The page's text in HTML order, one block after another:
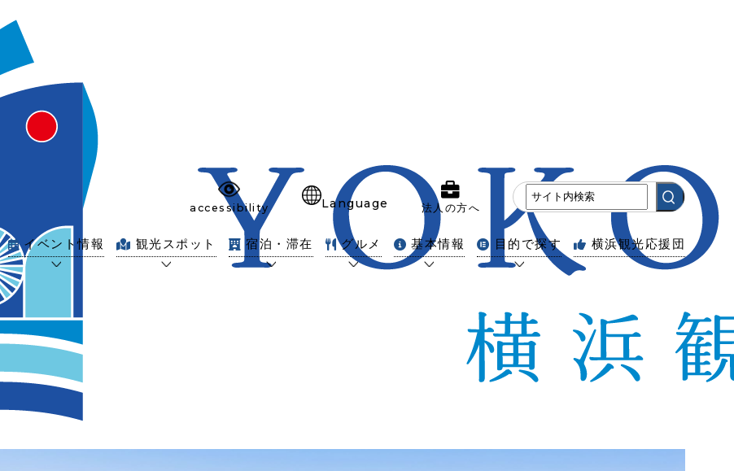
accessibility
Language
法人の方へ
イベント情報 観光スポット 宿泊・滞在 グルメ 基本情報 目的で探す 横浜観光応援団